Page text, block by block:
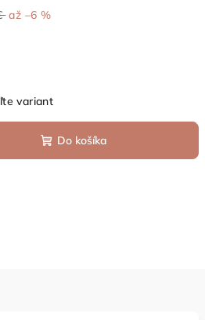
až –6 %
variant
Do košíka